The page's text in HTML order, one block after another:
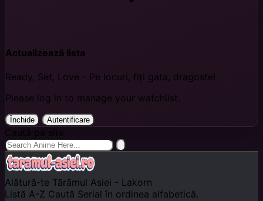
Actualizează lista
Ready, Set, Love - Pe locuri, fiți gata, dragoste!
Please log in to manage your watchlist.
Închide Autentificare
Caută pe site
Alătură-te Tărâmul Asiei - Lakorn
Listă A-Z Caută Serial în ordinea alfabetică.